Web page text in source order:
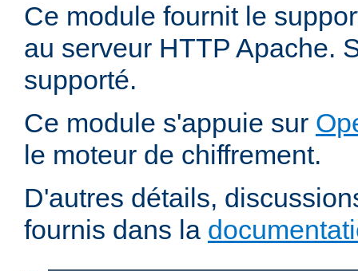
Ce module fournit le
au serveur HTTP Apache.
supporté.
Ce module s'appuie sur
le moteur de chiffrement.
D'autres détails,
fournis dans la